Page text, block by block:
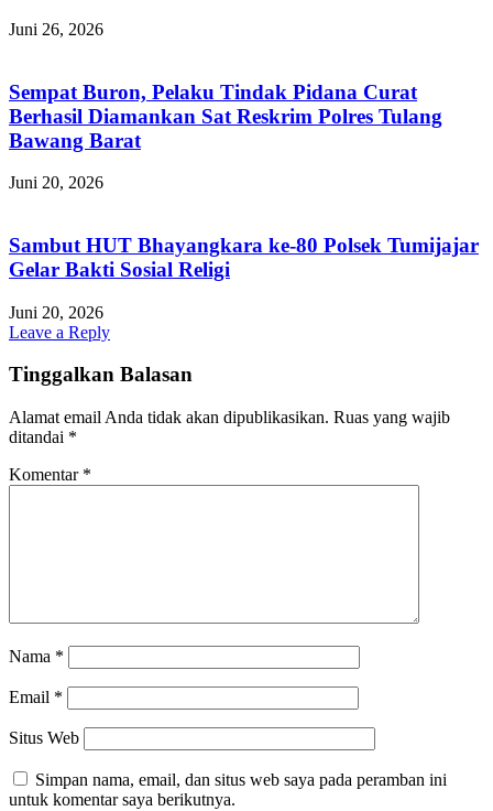
Juni 26, 2026
Sempat Buron, Pelaku Tindak Pidana Curat
Berhasil Diamankan Sat Reskrim Polres Tulang
Bawang Barat
Juni 20, 2026
Sambut HUT Bhayangkara ke-80 Polsek Tumijajar
Gelar Bakti Sosial Religi
Juni 20, 2026
Leave a Reply
Tinggalkan Balasan
Alamat email Anda tidak akan dipublikasikan. Ruas yang wajib
ditandai *
Komentar *
Nama *
Email *
Situs Web
Simpan nama, email, dan situs web saya pada peramban ini
untuk komentar saya berikutnya.